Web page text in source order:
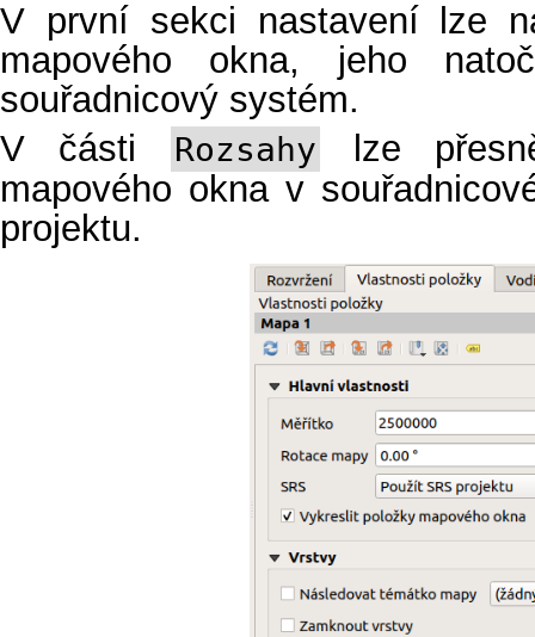
V první sekci nastavení lze
mapového okna, jeho
souřadnicový systém.
V části
Rozsahy
lze
mapového okna v
projektu.